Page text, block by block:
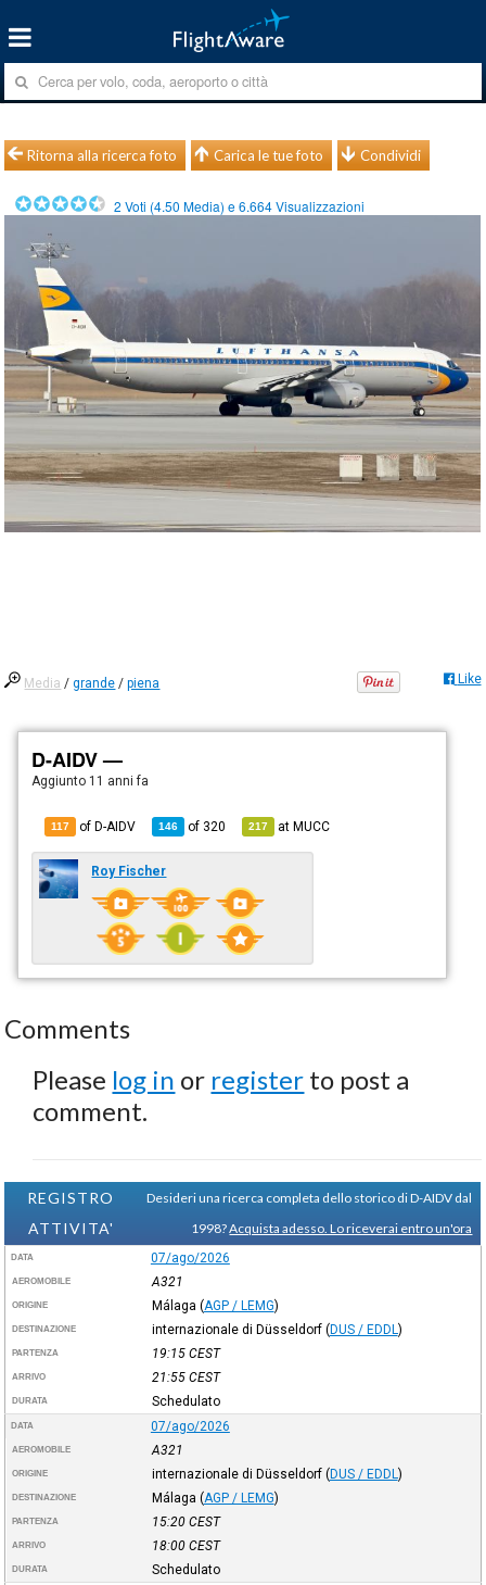
Ritorna alla ricerca foto Carica le tue foto Condividi
2 Voti (4.50 Media) e6.664Visualizzazioni
Media /grande /piena Like
D-AIDV —
Aggiunto 11 anni fa
117 of D-AIDV 146 of 320 217 atMUCC
Roy Fischer
Comments
Please log in or register to post a
comment.
REGISTRO
ATTIVITA'
Desideri una ricerca completa dello storico di D-AIDV dal
1998?Acquista adesso. Lo riceverai entro un'ora
DATA 07/ago/2026
AEROMOBILE A321
ORIGINE Málaga (AGP / LEMG)
DESTINAZIONE internazionale di Düsseldorf (DUS / EDDL )
PARTENZA 19:15 CEST
ARRIVO 21:55 CEST
DURATA Schedulato
DATA 07/ago/2026
AEROMOBILE A321
ORIGINE internazionale di Düsseldorf (DUS / EDDL )
DESTINAZIONE Málaga (AGP / LEMG)
PARTENZA 15:20 CEST
ARRIVO 18:00 CEST
DURATA Schedulato